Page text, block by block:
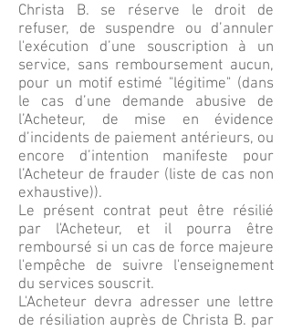
Christa B. se réserve le droit de
refuser, de suspendre ou d’annuler
l'exécution d’une souscription à un
service, sans remboursement aucun,
pour un motif estimé "légitime" (dans
le cas d’une demande abusive de
l’Acheteur, de mise en évidence
d’incidents de paiement antérieurs, ou
encore d’intention manifeste pour
l’Acheteur de frauder (liste de cas non
exhaustive)).
Le présent contrat peut être résilié
par l'Acheteur, et il pourra être
remboursé si un cas de force majeure
l'empêche de suivre l'enseignement
du services souscrit.
L'Acheteur devra adresser une lettre
de résiliation auprès de Christa B. par